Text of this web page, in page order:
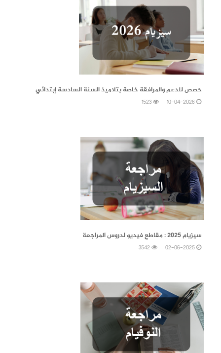
10-04-2026
حصص للدعم والمرافقة خاصة بتلاميذ السنة السادسة إبتدائي
02-06-2025
سيزيام 2025 : مقاطع فيديو لدروس المراجعة